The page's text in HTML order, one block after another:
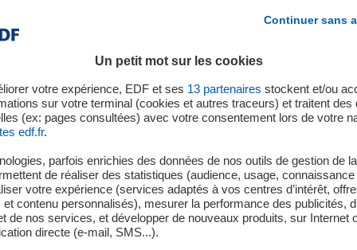
des évolutions industrielles qui façonnent le
et leader mondial des énergies bas carbone, cultive
sites de production. À travers son nouveau programme de
héritage historique et à renforcer son soutien auprès de
du patrimoine électrique.
ces sites emblématiques sont à la fois des
culturel. Illuminations des cheminées de la centrale du
de France à Chinon, ou encore visites guidées historiques
tous concourent à l'attractivité économique et
eédition des Journées européennes du patrimoine 2020 (PDF
Continuer sans
Un petit mot sur les cookies
votre expérience, EDF et ses 13 partenaires stockent et/ou
sur votre terminal (cookies et autres traceurs) et traitent des
(ex: pages consultées) avec votre consentement lors de votre
edf.fr.
parfois enrichies des données de nos outils de gestion de
de réaliser des statistiques (audience, usage,
votre expérience (services adaptés à vos centres d’intérêt,
et contenu personnalisés), mesurer la performance des publicités,
de nos services, et développer de nouveaux produits, sur Internet
directe (e-mail, SMS...).